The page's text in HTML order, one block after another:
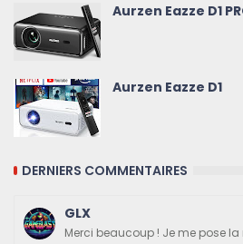
Aurzen Eazze D1
Aurzen Eazze D1
DERNIERS COMMENTAIRES
GLX
Merci beaucoup ! Je me pose